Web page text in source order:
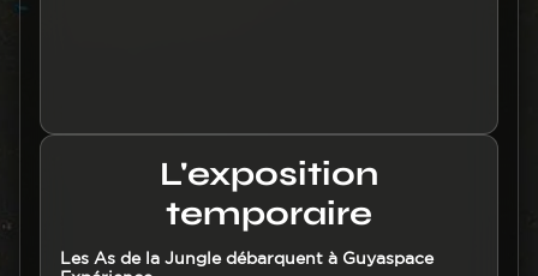
bandeau
L'exposition
temporaire
Texte
Les As de la Jungle débarquent à Guyaspace